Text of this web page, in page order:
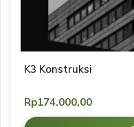
K3 Konstruksi
Rp174.000,00